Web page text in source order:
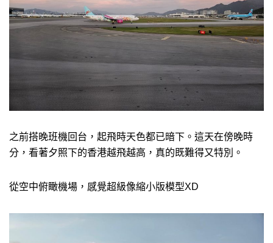
之前搭晚班機回台，起飛時天色都已暗下。這天在傍晚時
分，看著夕照下的香港越飛越高，真的既難得又特別。
從空中俯瞰機場，感覺超級像縮小版模型XD